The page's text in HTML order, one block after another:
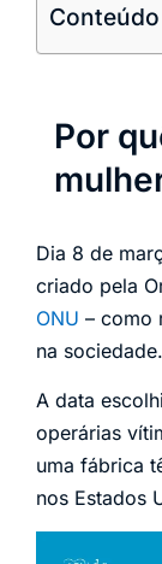
Conteúdo
Por
Dia 8 de
criado pela
ONU – como
na sociedade.
A data
operárias
uma fábrica
nos Estados